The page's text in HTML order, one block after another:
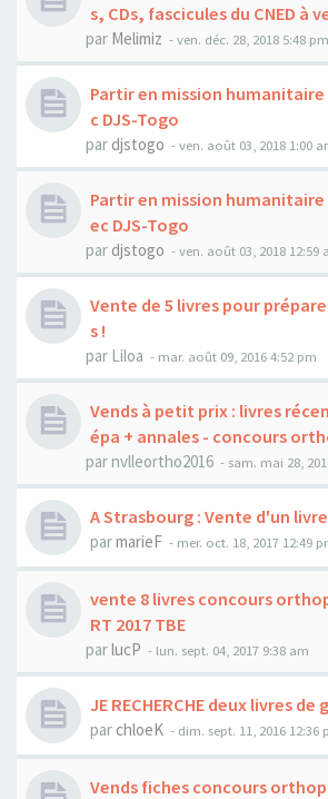
s, CDs, fascicules du CNED à
par Melimiz -ven. déc. 28, 2018 5:48 pm
Partir en mission humanitaire
c DJS-Togo
par djstogo -ven. août 03, 2018 1:00
Partir en mission humanitaire
ec DJS-Togo
par djstogo -ven. août 03, 2018 12:59
Vente de 5 livres pour
s !
par Liloa - mar. août 09, 2016 4:52 pm
Vends à petit prix : livres
épa + annales - concours
parnvlleortho2016 - sam. mai 28,
A Strasbourg : Vente d'un livre
parmarieF - mer. oct. 18, 2017 12:49
vente 8 livres concours
RT 2017 TBE
parlucP - lun. sept. 04, 2017 9:38 am
JE RECHERCHE deux livres
par chloeK - dim. sept. 11, 2016 12:36
Vends fiches concours